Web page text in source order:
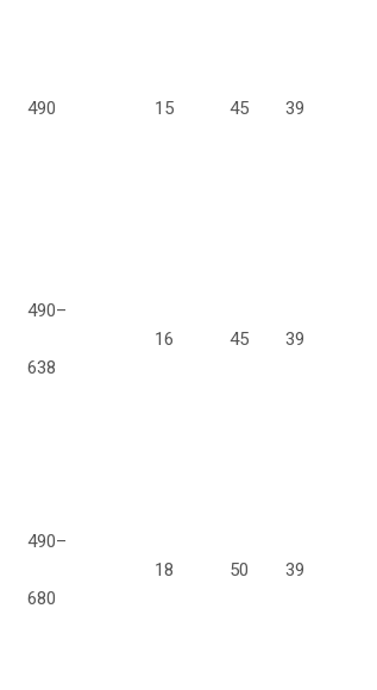
490 15 45 39
490–
638
16 45 39
490–
680
18 50 39